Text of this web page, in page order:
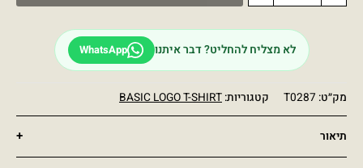
לא מצליח להחליט? דבר איתנו WhatsApp
מק״ט: T0287 קטגוריות: BASIC LOGO T-SHIRT
תיאור